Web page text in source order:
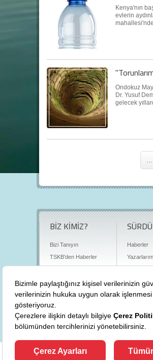
Kenya'nın
evlerin
Ondokuz
Dr. Yusuf
gelecek
BİZ KİMİZ?
Bizi Tanıyın
TSKB'den Haberler
Basın Odası
Bize Ulaşın
Politikalarımız
Haberler
Karbon